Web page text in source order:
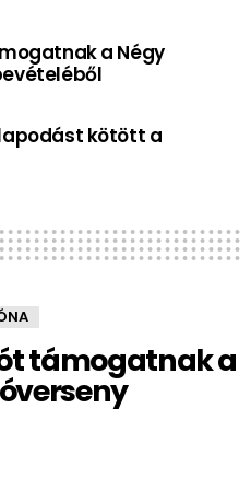
a Négy
kötött a
támogatnak a